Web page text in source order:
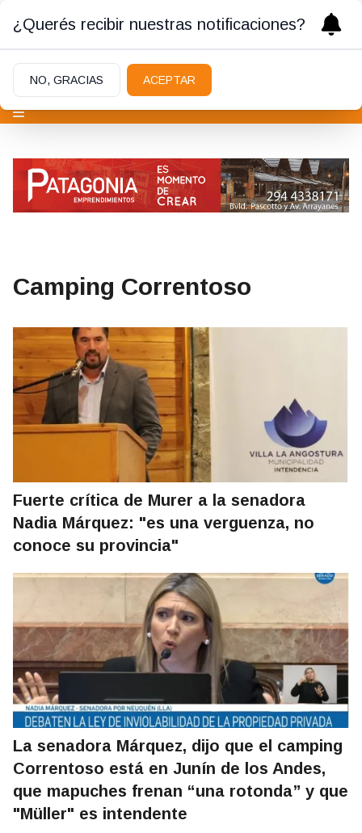
Camping Correntoso
Fuerte crítica de Murer a la senadora
Nadia Márquez: "es una verguenza, no
conoce su provincia"
La senadora Márquez, dijo que el camping
Correntoso está en Junín de los Andes,
que mapuches frenan “una rotonda” y que
"Müller" es intendente
¿Querés recibir nuestras notificaciones?
NO, GRACIAS ACEPTAR